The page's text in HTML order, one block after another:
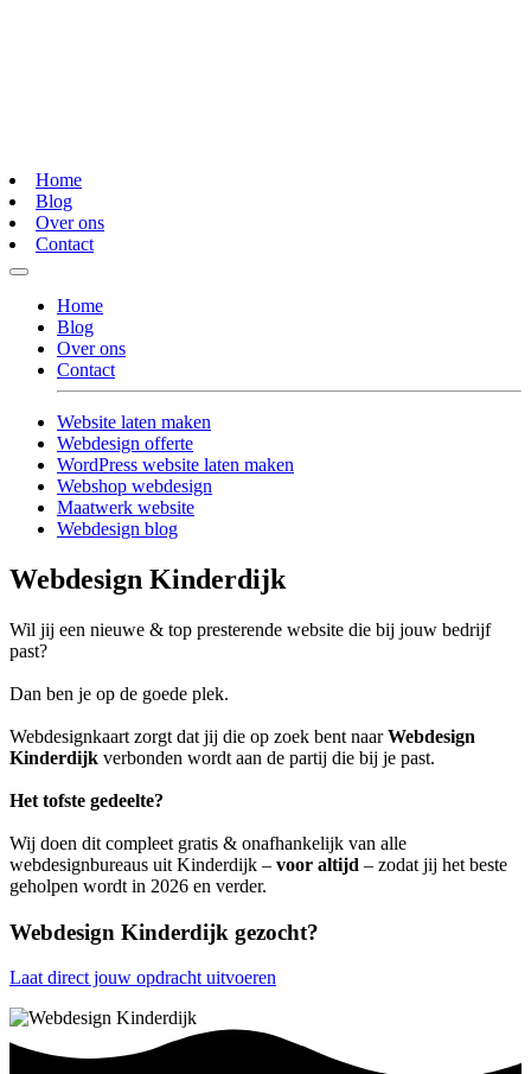
Home
Blog
Over ons
Contact
Home
Blog
Over ons
Contact
Website laten maken
Webdesign offerte
WordPress website laten maken
Webshop webdesign
Maatwerk website
Webdesign blog
Webdesign Kinderdijk
Wil jij een nieuwe & top presterende website die bij jouw bedrijf
past?
Dan ben je op de goede plek.
Webdesignkaart zorgt dat jij die op zoek bent naarWebdesign
Kinderdijk verbonden wordt aan de partij die bij je past.
Het tofste gedeelte?
Wij doen dit compleet gratis & onafhankelijk van alle
webdesignbureaus uit Kinderdijk – voor altijd – zodat jij het beste
geholpen wordt in 2026 en verder.
Webdesign Kinderdijk gezocht?
Laat direct jouw opdracht uitvoeren